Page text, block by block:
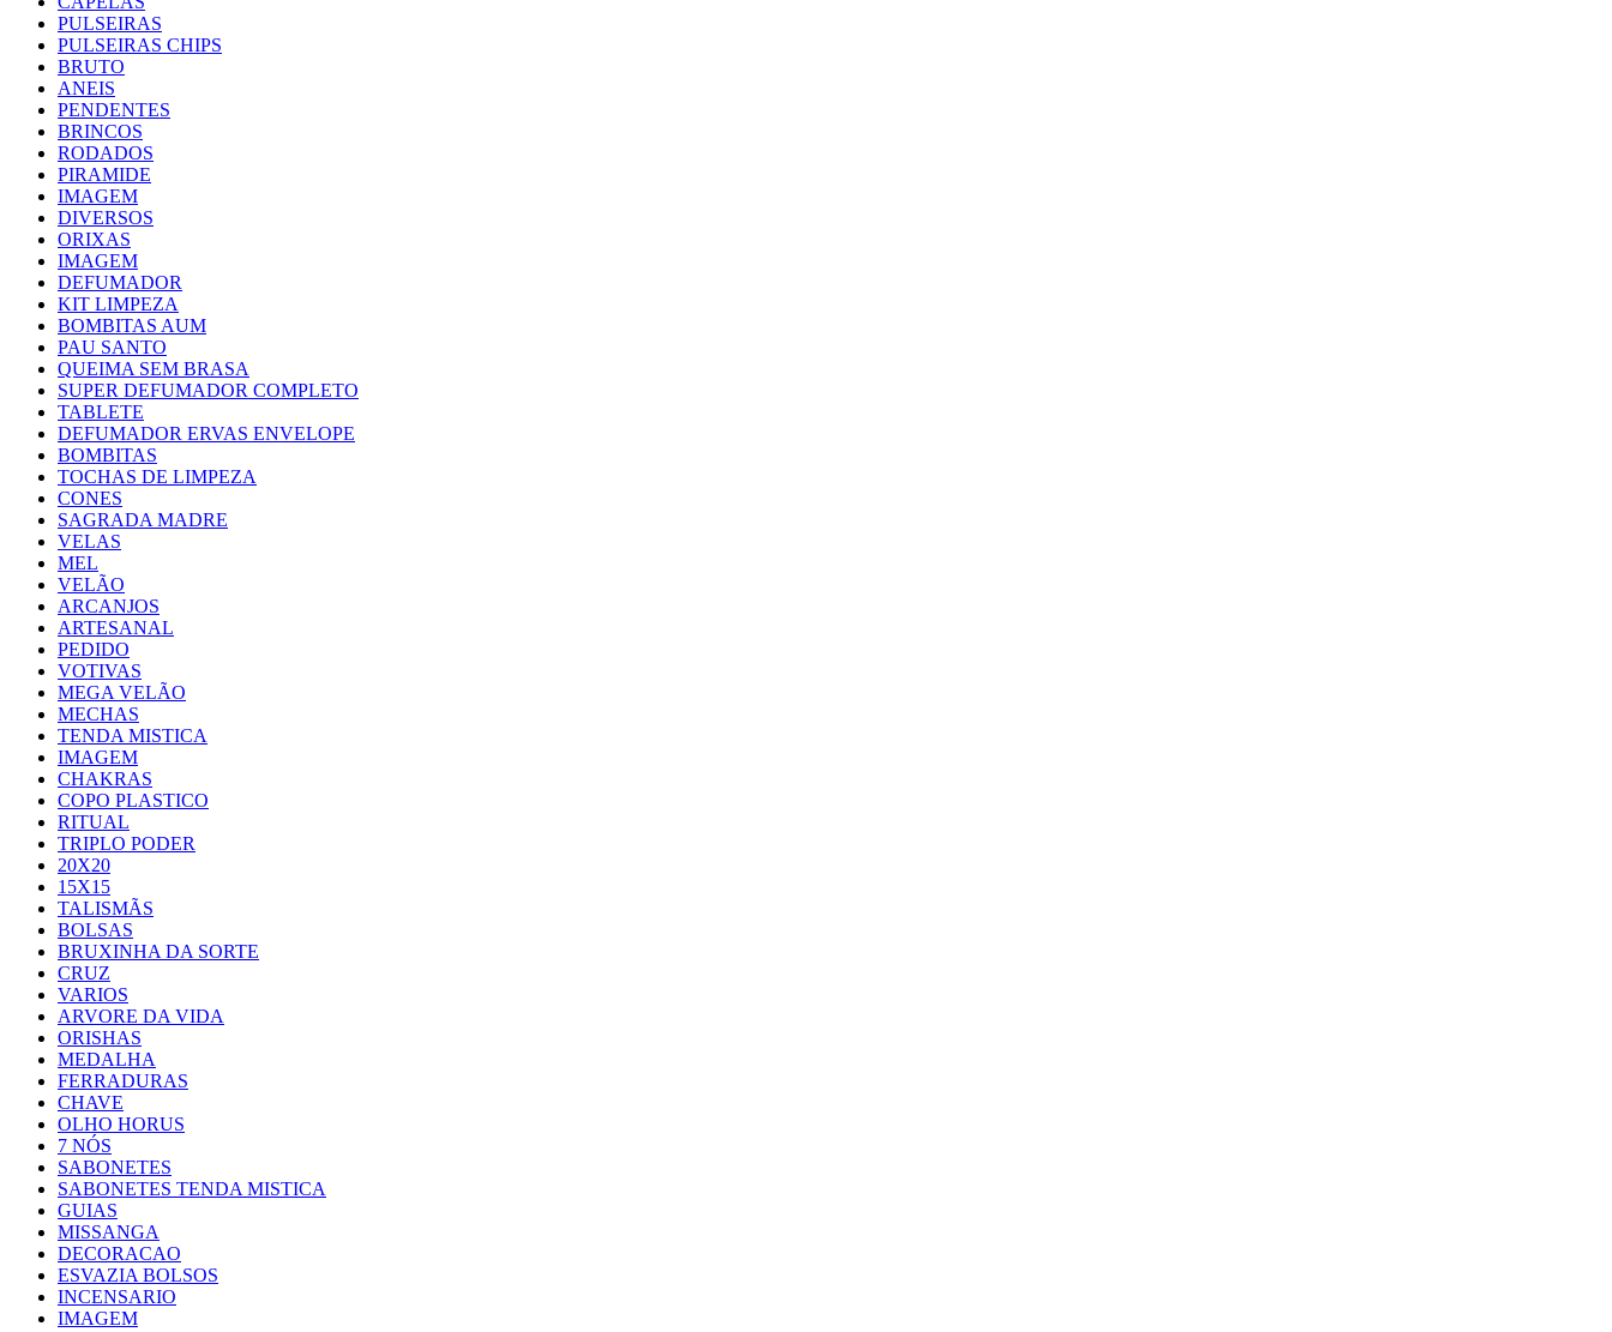
PULSEIRAS
PULSEIRAS CHIPS
BRUTO
ANEIS
PENDENTES
BRINCOS
RODADOS
PIRAMIDE
IMAGEM
DIVERSOS
ORIXAS
IMAGEM
DEFUMADOR
KIT LIMPEZA
BOMBITAS AUM
PAU SANTO
QUEIMA SEM BRASA
SUPER DEFUMADOR COMPLETO
TABLETE
DEFUMADOR ERVAS ENVELOPE
BOMBITAS
TOCHAS DE LIMPEZA
CONES
SAGRADA MADRE
VELAS
MEL
VELÃO
ARCANJOS
ARTESANAL
PEDIDO
VOTIVAS
MEGA VELÃO
MECHAS
TENDA MISTICA
IMAGEM
CHAKRAS
COPO PLASTICO
RITUAL
TRIPLO PODER
20X20
15X15
TALISMÃS
BOLSAS
BRUXINHA DA SORTE
CRUZ
VARIOS
ARVORE DA VIDA
ORISHAS
MEDALHA
FERRADURAS
CHAVE
OLHO HORUS
7 NÓS
SABONETES
SABONETES TENDA MISTICA
GUIAS
MISSANGA
DECORACAO
ESVAZIA BOLSOS
INCENSARIO
IMAGEM